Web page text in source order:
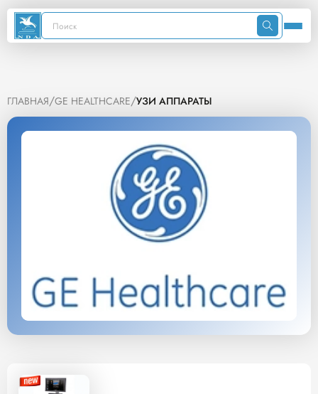
ГЛАВНАЯ/GE HEALTHCARE/УЗИ АППАРАТЫ